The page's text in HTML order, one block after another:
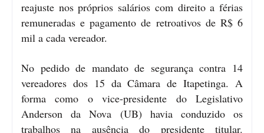
reajuste nos próprios salários com direito a férias
remuneradas e pagamento de retroativos de R$ 6
mil a cada vereador.
No pedido de mandato de segurança contra 14
vereadores dos 15 da Câmara de Itapetinga. A
forma como o vice-presidente do Legislativo
Anderson da Nova (UB) havia conduzido os
trabalhos na ausência do presidente titular.